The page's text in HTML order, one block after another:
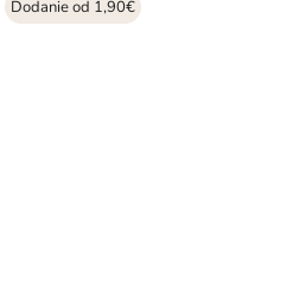
Dodanie od 1,90€